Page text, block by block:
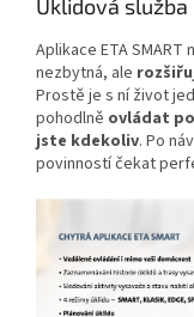
Úklidová
Aplikace ETA
nezbytná, ale
Prostě je s ní život
pohodlně ovládat
jste kdekoliv. Po
povinností čekat